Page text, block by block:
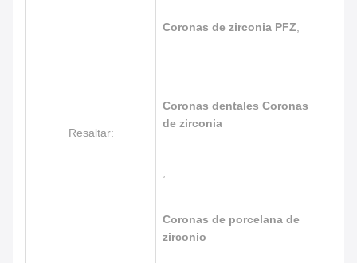
Resaltar:
Coronas de zirconia PFZ
Coronas dentales Coronas
de zirconia
Coronas de porcelana de
zirconio